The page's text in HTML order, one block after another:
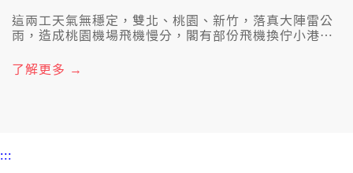
這兩工天氣無穩定，雙北、桃園、新竹，落真大陣雷公
雨，造成桃園機場飛機慢分，閣有部份飛機換佇小港機
情，造成3人輕傷，這款的天氣型態、預估會到今仔日中
晝。
了解更多 →
:::